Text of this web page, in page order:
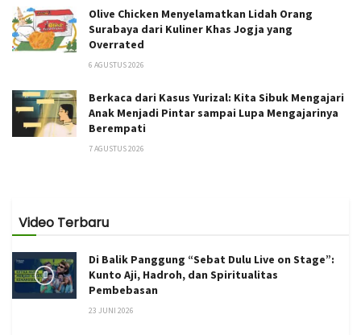
Olive Chicken Menyelamatkan Lidah Orang
Surabaya dari Kuliner Khas Jogja yang
Overrated
6 AGUSTUS 2026
Berkaca dari Kasus Yurizal: Kita Sibuk Mengajari
Anak Menjadi Pintar sampai Lupa Mengajarinya
Berempati
7 AGUSTUS 2026
Video Terbaru
Di Balik Panggung “Sebat Dulu Live on Stage”:
Kunto Aji, Hadroh, dan Spiritualitas
Pembebasan
23 JUNI 2026